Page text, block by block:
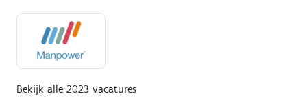
Bekijk alle 2023 vacatures